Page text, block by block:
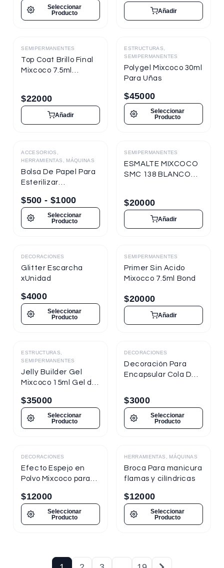
para UñasSeleccionar
Producto
Añadir
Destacado
SEMIPERMANENTES
Top Coat Brillo Final
Mixcoco 7.5ml
$22000
Añadir
Destacado
ESTRUCTURAS,
SEMIPERMANENTES
Polygel Mixcoco 30ml
Para Uñas
$45000
Seleccionar
Producto
ACCESORIOS,
HERRAMIENTAS, MÁQUINAS
Bolsa De Papel Para
Esterilizar
$500 - $1000
Seleccionar
Producto
Destacado
SEMIPERMANENTES
ESMALTE MIXCOCO
SMC 138 BLANCO
$20000
Añadir
Destacado
DECORACIONES
Glitter Escarcha
xUnidad
$4000
Seleccionar
Producto
Destacado
SEMIPERMANENTES
Primer Sin Acido
Mixocco 7.5ml Bond
$20000
Añadir
ESTRUCTURAS,
SEMIPERMANENTES
Jelly Builder Gel
Mixcoco 15ml Gel de
$35000
Seleccionar
Producto
DECORACIONES
Decoración Para
Encapsular Cola De
$3000
Seleccionar
Producto
Destacado
DECORACIONES
Efecto Espejo en
Polvo Mixcoco para
$12000
Seleccionar
Producto
HERRAMIENTAS, MÁQUINAS
Broca Para manicura
flamas y cilíndricas
$12000
Seleccionar
Producto